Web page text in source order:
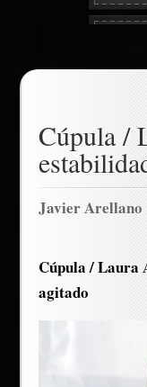
Cúpula /
Javier Arellano
Cúpula / Laura
agitado